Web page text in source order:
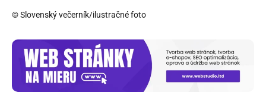
© Slovenský večerník/ilustračné foto